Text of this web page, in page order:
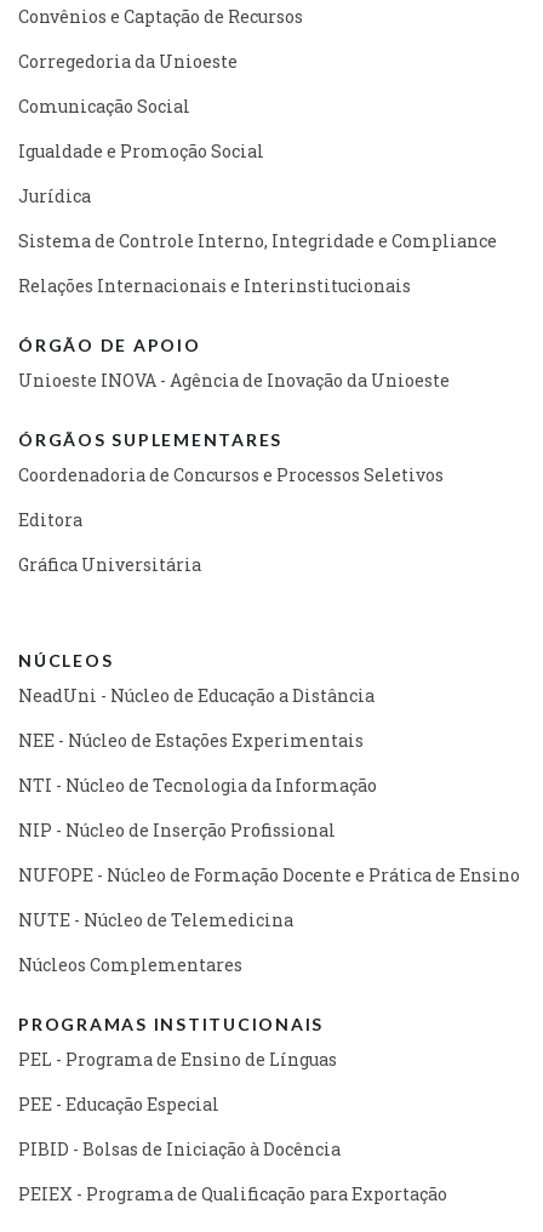
Convênios e Captação de Recursos
Corregedoria da Unioeste
Comunicação Social
Igualdade e Promoção Social
Jurídica
Sistema de Controle Interno, Integridade e Compliance
Relações Internacionais e Interinstitucionais
ÓRGÃO DE APOIO
Unioeste INOVA - Agência de Inovação da Unioeste
ÓRGÃOS SUPLEMENTARES
Coordenadoria de Concursos e Processos Seletivos
Editora
Gráfica Universitária
NÚCLEOS
NeadUni - Núcleo de Educação a Distância
NEE - Núcleo de Estações Experimentais
NTI - Núcleo de Tecnologia da Informação
NIP - Núcleo de Inserção Profissional
NUFOPE - Núcleo de Formação Docente e Prática de Ensino
NUTE - Núcleo de Telemedicina
Núcleos Complementares
PROGRAMAS INSTITUCIONAIS
PEL - Programa de Ensino de Línguas
PEE - Educação Especial
PIBID - Bolsas de Iniciação à Docência
PEIEX - Programa de Qualificação para Exportação